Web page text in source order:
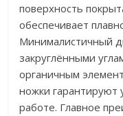
поверхность
обеспечивает
Минималистичный
закруглёнными
органичным
ножки гарантируют
работе. Главное